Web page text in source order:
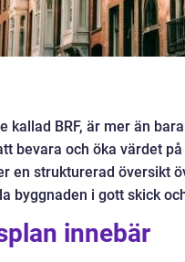
kallad BRF, är mer än
bevara och öka värdet
en strukturerad översikt
byggnaden i gott skick
innebär